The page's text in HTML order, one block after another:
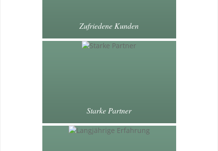
Zufriedene Kunden
Starke Partner